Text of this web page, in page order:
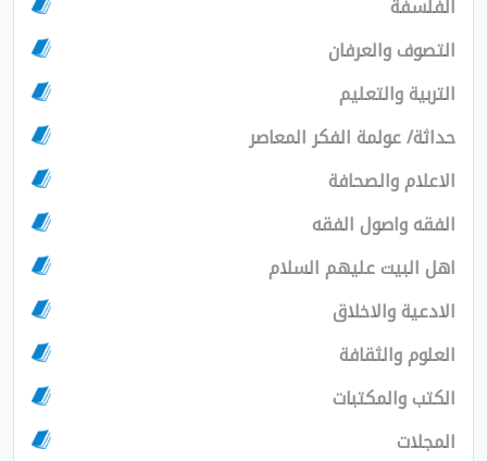
الفلسفة
التصوف والعرفان
التربية والتعليم
حداثة/ عولمة الفكر المعاصر
الاعلام والصحافة
الفقه واصول الفقه
اهل البيت عليهم السلام
الادعية والاخلاق
العلوم والثقافة
الكتب والمكتبات
المجلات